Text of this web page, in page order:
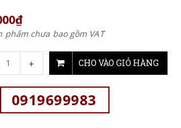
phẩm chưa bao gồm VAT
+ CHO VÀO GIỎ HÀNG
0919699983